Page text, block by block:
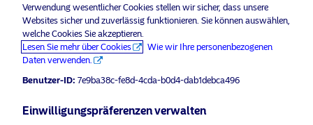
Österreich
Sprache
Verwendung wesentlicher Cookies stellen wir sicher, dass unsere
Websites sicher und zuverlässig funktionieren. Sie können auswählen,
welche Cookies Sie akzeptieren.
Lesen Sie mehr über Cookies
Wie wir Ihre personenbezogenen
Daten verwenden.
Benutzer-ID: 7e9ba38c-fe8d-4cda-b0d4-dab1debca496
Einwilligungspräferenzen verwalten